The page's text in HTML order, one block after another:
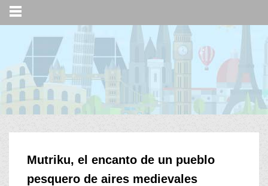
Mutriku, el encanto de un pueblo
pesquero de aires medievales